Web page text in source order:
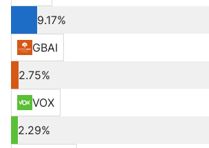
9.17%
GBAI
2.75%
VOX
2.29%